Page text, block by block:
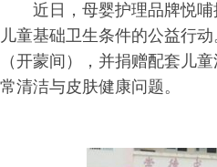
近日，母婴护理品牌悦
儿童基础卫生条件的公益行
（开蒙间），并捐赠配套儿
常清洁与皮肤健康问题。